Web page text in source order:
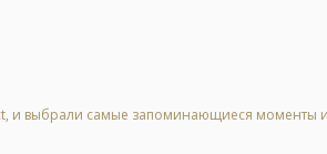
и выбрали самые запоминающиеся моменты